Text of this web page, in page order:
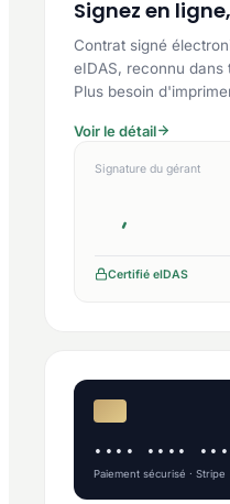
Signez en
Contrat signé
eIDAS, reconnu dans
Plus besoin
Voir le détail
Signature du gérant
Certifié eIDAS
•••• ••••
Paiement sécurisé · Stripe